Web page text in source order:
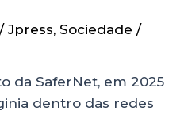
/Jpress, Sociedade /
da SaferNet, em 2025
dentro das redes